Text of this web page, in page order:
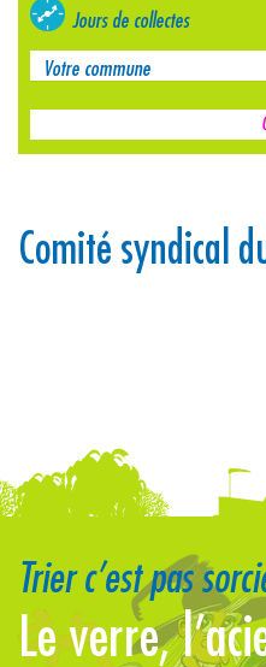
Jours de collectes
Comité syndical
Trier c’est pas
Le verre,